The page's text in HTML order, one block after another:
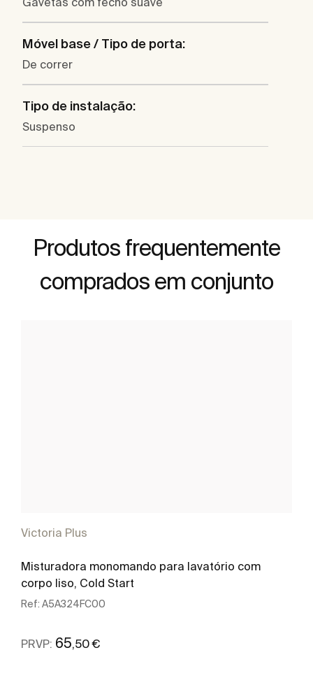
Móvel base / Tipo de porta:
De correr
Tipo de instalação:
Suspenso
Produtos frequentemente
comprados em conjunto
Victoria Plus
Misturadora monomando para lavatório com
corpo liso, Cold Start
Ref: A5A324FC00
PRVP: 65,50 €